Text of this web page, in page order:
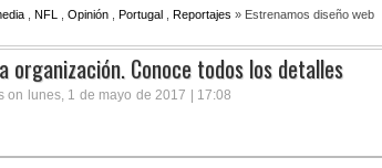
NFL Opinión Portugal Reportajes » Estrenamos diseño web
organización. Conoce todos los detalles
lunes, 1 de mayo de 2017 | 17:08